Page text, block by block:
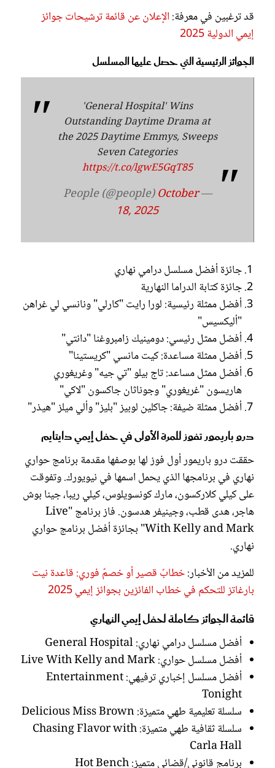
قد ترغبين في معرفة: الإعلان عن قائمة ترشيحات جوائز
إيمي الدولية 2025
الجوائز الرئيسية التي حصل عليها المسلسل
'General Hospital' Wins
Outstanding Daytime Drama at
the 2025 Daytime Emmys, Sweeps
Seven Categories
https://t.co/lgwE5GqT85
— People (@people)
October
18, 2025
جائزة أفضل مسلسل درامي نهاري
جائزة كتابة الدراما النهارية
أفضل ممثلة رئيسية: لورا رايت "كارلي" ونانسي لي غراهن
"أليكسيس"
أفضل ممثل رئيسي: دومينيك زامبروغنا "دانتي"
أفضل ممثلة مساعدة: كيت مانسي "كريستينا"
أفضل ممثل مساعد: تاج بيلو "تي جيه" وغريغوري
هاريسون "غريغوري" وجوناثان جاكسون "لاكي"
أفضل ممثلة ضيفة: جاكلين لوبيز "بليز" وألي ميلز "هيذر"
درو باريمور تفوز للمرة الأولى في حفل إيمي دايتايم
حققت درو باريمور أول فوز لها بوصفها مقدمة برنامج حواري
نهاري في برنامجها الذي يحمل اسمها في نيويورك. وتفوقت
على كيلي كلاركسون، مارك كونسويلوس، كيلي ريبا، جينا بوش
هاجر، هدى قطب، وجينيفر هدسون. فاز برنامج "Live
With Kelly and Mark" بجائزة أفضل برنامج حواري
نهاري.
للمزيد من الأخبار:خطابٌ قصير أو خصمٌ فوري: قاعدة نيت
بارغاتز للتحكم في خطاب الفائزين بجوائز إيمي 2025
قائمة الجوائز كاملة لحفل إيمي النهاري
أفضل مسلسل درامي نهاري: General Hospital
أفضل مسلسل حواري: Live With Kelly and Mark
أفضل مسلسل إخباري ترفيهي: Entertainment
Tonight
سلسلة تعليمية طهي متميزة: Delicious Miss Brown
سلسلة ثقافية طهي متميزة: Chasing Flavor with
Carla Hall
برنامج قانوني/قضائي متميز: Hot Bench